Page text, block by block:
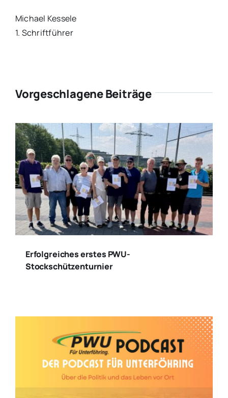
Michael Kessele
1. Schriftführer
Vorgeschlagene Beiträge
Erfolgreiches erstes PWU-
Stockschützenturnier